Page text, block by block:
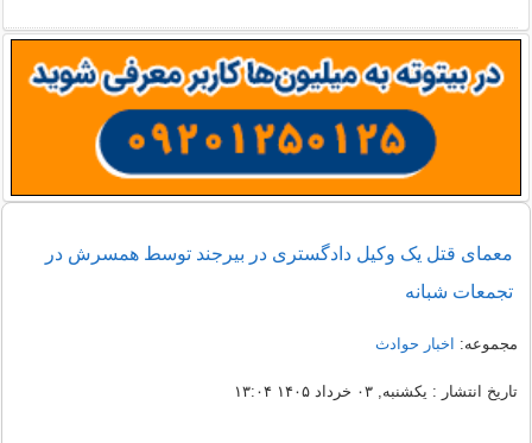
معمای قتل یک وکیل دادگستری در بیرجند توسط همسرش در
تجمعات شبانه
مجموعه: اخبار حوادث
تاریخ انتشار : یکشنبه, ۰۳ خرداد ۱۴۰۵ ۱۳:۰۴